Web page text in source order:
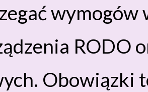
wymogów
RODO
Obowiązki